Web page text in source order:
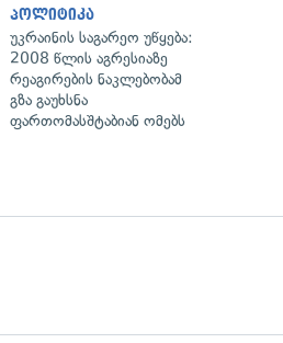
პოლიტიკა
უკრაინის საგარეო უწყება:
2008 წლის აგრესიაზე
რეაგირების ნაკლებობამ
გზა გაუხსნა
ფართომასშტაბიან ომებს